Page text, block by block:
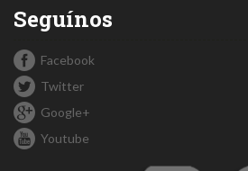
Seguínos
Facebook
Twitter
Google+
Youtube